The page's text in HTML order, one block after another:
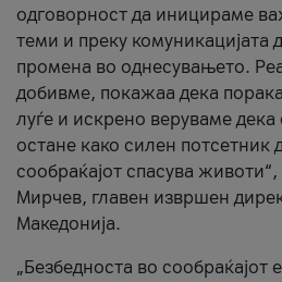
одговорност да иницираме
теми и преку комуникацијата
промена во однесувањето.
добивме, покажаа дека
луѓе и искрено веруваме
остане како силен потсетник
сообраќајот спасува животи“,
Мирчев, главен извршен
Македонија.
„Безбедноста во сообраќајот